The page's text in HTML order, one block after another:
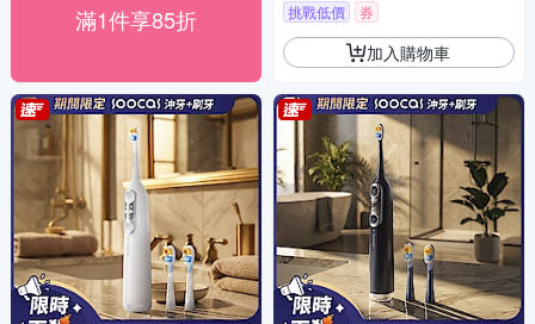
滿1件享85折 挑戰低價 券
加入購物車